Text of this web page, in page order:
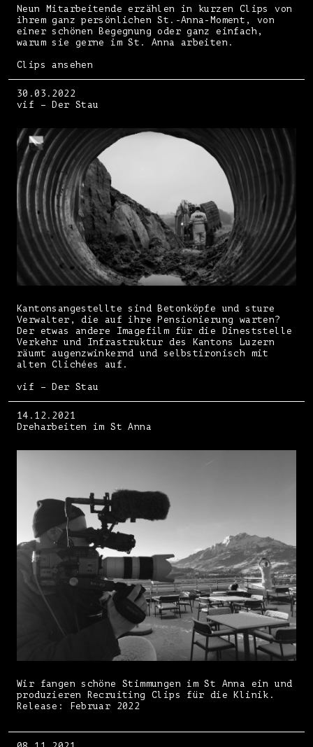
Neun Mitarbeitende erzählen in kurzen Clips von
ihrem ganz persönlichen St.-Anna-Moment, von
einer schönen Begegnung oder ganz einfach,
warum sie gerne im St. Anna arbeiten.
Clips ansehen
30.03.2022
vif – Der Stau
Kantonsangestellte sind Betonköpfe und sture
Verwalter, die auf ihre Pensionierung warten?
Der etwas andere Imagefilm für die Dineststelle
Verkehr und Infrastruktur des Kantons Luzern
räumt augenzwinkernd und selbstironisch mit
alten Clichées auf.
vif – Der Stau
14.12.2021
Dreharbeiten im St Anna
Wir fangen schöne Stimmungen im St Anna ein und
produzieren Recruiting Clips für die Klinik.
Release: Februar 2022